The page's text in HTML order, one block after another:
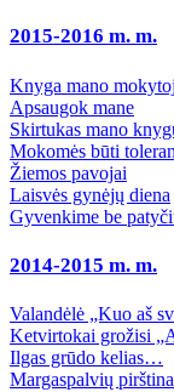
2015-2016 m. m.
Knyga mano
Apsaugok mane
Skirtukas mano
Mokomės būti
Žiemos pavojai
Laisvės gynėjų diena
Gyvenkime be
2014-2015 m. m.
Valandėlė „Kuo aš
Ketvirtokai grožisi
Ilgas grūdo kelias…
Margaspalvių